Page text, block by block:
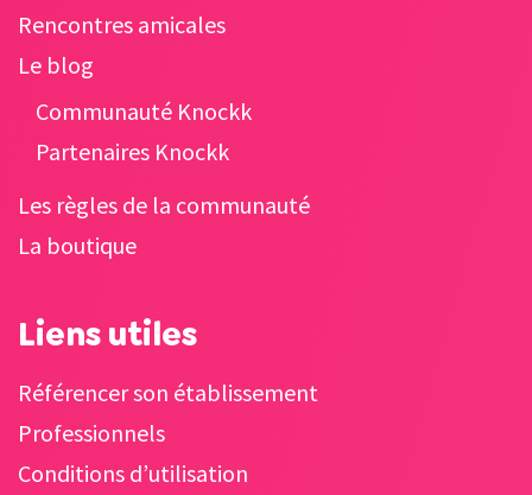
Rencontres amicales
Le blog
Communauté Knockk
Partenaires Knockk
Les règles de la communauté
La boutique
Liens utiles
Référencer son établissement
Professionnels
Conditions d’utilisation